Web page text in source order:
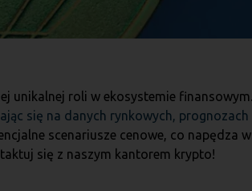
unikalnej roli w ekosystemie finansowym.
się na danych rynkowych, prognozach
scenariusze cenowe, co napędza
się z naszym kantorem krypto!